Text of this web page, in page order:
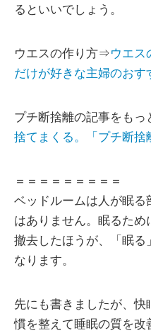
るといいでしょう。
ウエスの作り方⇒ウエス
だけが好きな主婦のおす
プチ断捨離の記事をも
捨てまくる。「プチ断捨
＝＝＝＝＝＝＝＝＝
ベッドルームは人が眠
はありません。眠るた
撤去したほうが、「眠る
なります。
先にも書きましたが、
慣を整えて睡眠の質を改